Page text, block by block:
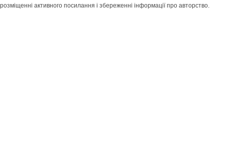
розміщенні активного посилання і збереженні інформації про авторство.